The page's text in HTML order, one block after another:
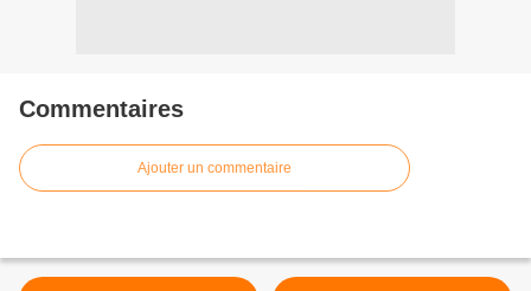
Commentaires
Ajouter un commentaire